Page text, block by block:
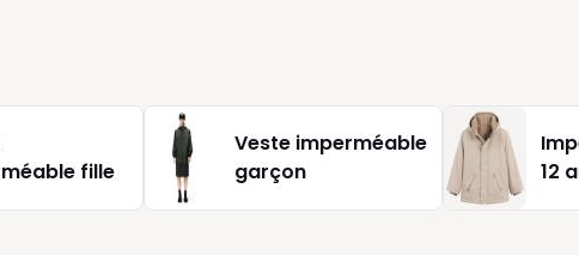
fille
Veste imperméable
garçon
12